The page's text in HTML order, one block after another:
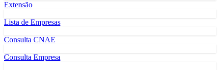
Extensão
Lista de Empresas
Consulta CNAE
Consulta Empresa